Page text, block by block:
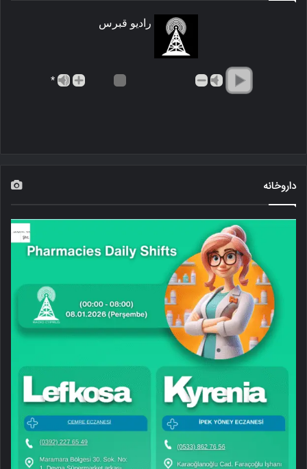
رادیو قبرس
*
داروخانه